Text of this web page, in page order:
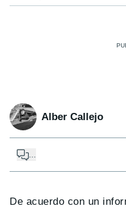
Alber Callejo
...
De acuerdo con un